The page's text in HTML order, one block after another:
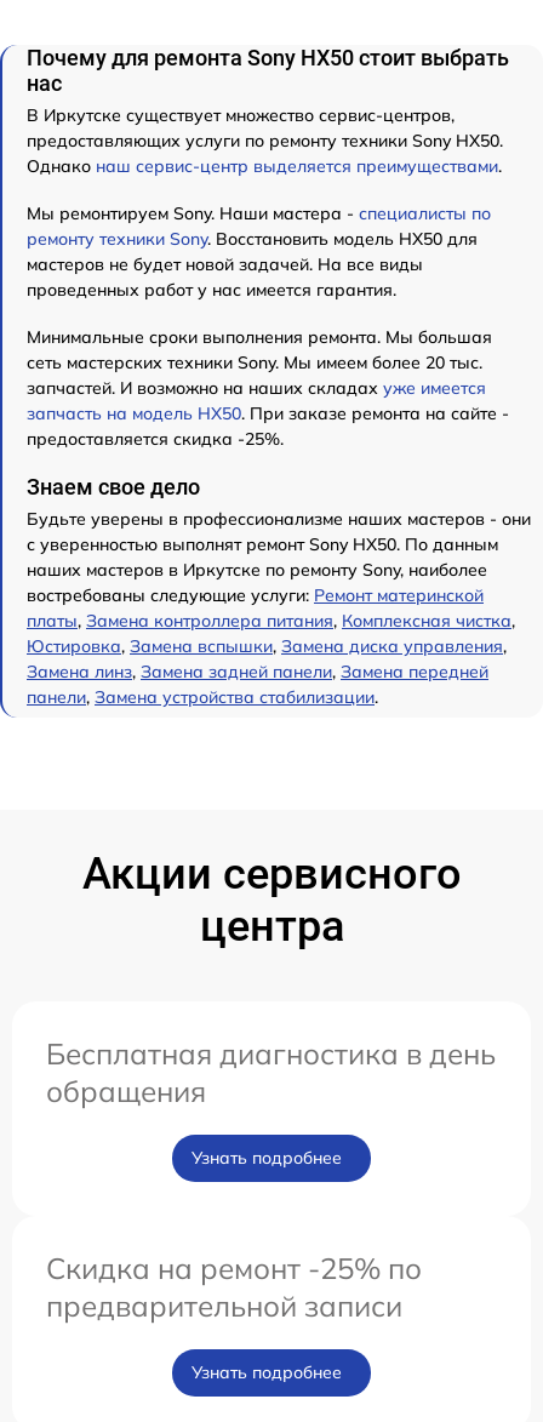
Почему для ремонта Sony HX50 стоит выбрать
нас
В Иркутске существует множество сервис-центров,
предоставляющих услуги по ремонту техники Sony HX50.
Однако наш сервис-центр выделяется преимуществами.
Мы ремонтируем Sony. Наши мастера - специалисты по
ремонту техники Sony. Восстановить модель HX50 для
мастеров не будет новой задачей. На все виды
проведенных работ у нас имеется гарантия.
Минимальные сроки выполнения ремонта. Мы большая
сеть мастерских техники Sony. Мы имеем более 20 тыс.
запчастей. И возможно на наших складах уже имеется
запчасть на модель HX50. При заказе ремонта на сайте -
предоставляется скидка -25%.
Знаем свое дело
Будьте уверены в профессионализме наших мастеров - они
с уверенностью выполнят ремонт Sony HX50. По данным
наших мастеров в Иркутске по ремонту Sony, наиболее
востребованы следующие услуги: Ремонт материнской
платы, Замена контроллера питания, Комплексная чистка,
Юстировка, Замена вспышки, Замена диска управления,
Замена линз, Замена задней панели, Замена передней
панели, Замена устройства стабилизации.
Акции сервисного
центра
Бесплатная диагностика в день
обращения
Узнать подробнее
Скидка на ремонт -25% по
предварительной записи
Узнать подробнее